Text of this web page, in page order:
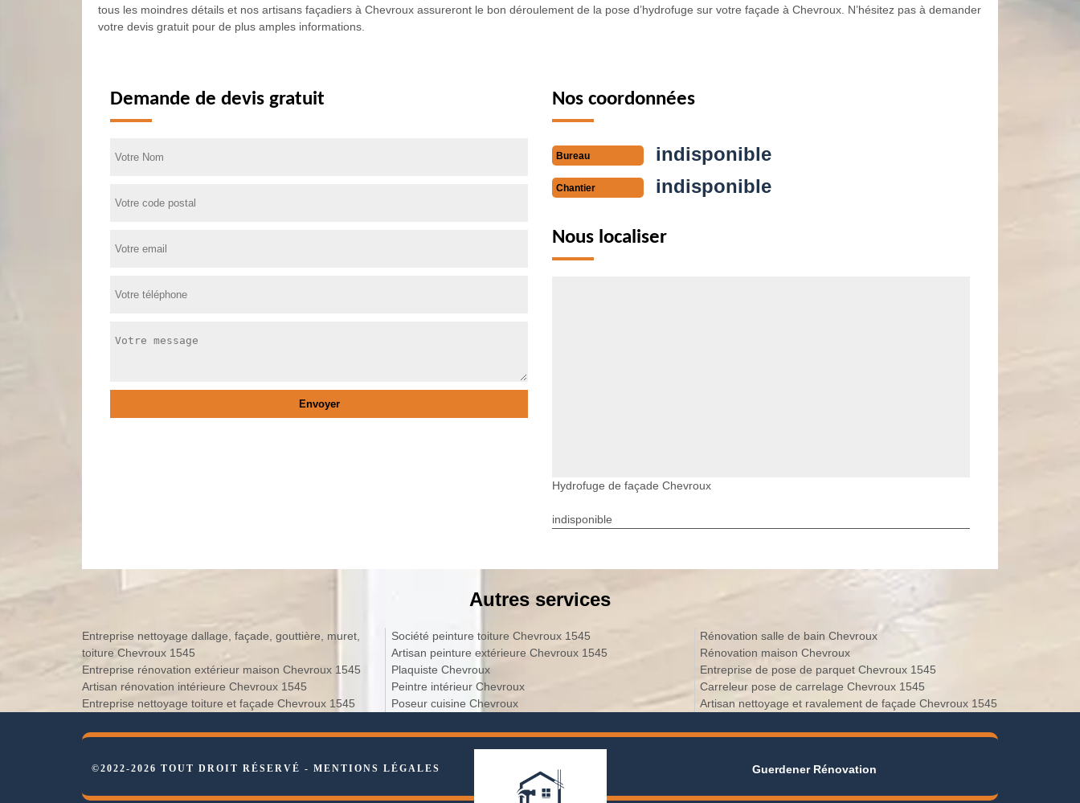
tous les moindres détails et nos artisans façadiers à Chevroux assureront le bon déroulement de la pose d’hydrofuge sur votre façade à Chevroux. N’hésitez pas à demander
votre devis gratuit pour de plus amples informations.
Demande de devis gratuit Nos coordonnées
Bureau indisponible
Chantier indisponible
Nous localiser
Hydrofuge de façade Chevroux
indisponible
Autres services
Entreprise nettoyage dallage, façade, gouttière, muret,
toiture Chevroux 1545
Entreprise rénovation extérieur maison Chevroux 1545
Artisan rénovation intérieure Chevroux 1545
Entreprise nettoyage toiture et façade Chevroux 1545
Société peinture toiture Chevroux 1545
Artisan peinture extérieure Chevroux 1545
Plaquiste Chevroux
Peintre intérieur Chevroux
Poseur cuisine Chevroux
Rénovation salle de bain Chevroux
Rénovation maison Chevroux
Entreprise de pose de parquet Chevroux 1545
Carreleur pose de carrelage Chevroux 1545
Artisan nettoyage et ravalement de façade Chevroux 1545
©2022-2026 TOUT DROIT RÉSERVÉ - MENTIONS LÉGALES Guerdener Rénovation